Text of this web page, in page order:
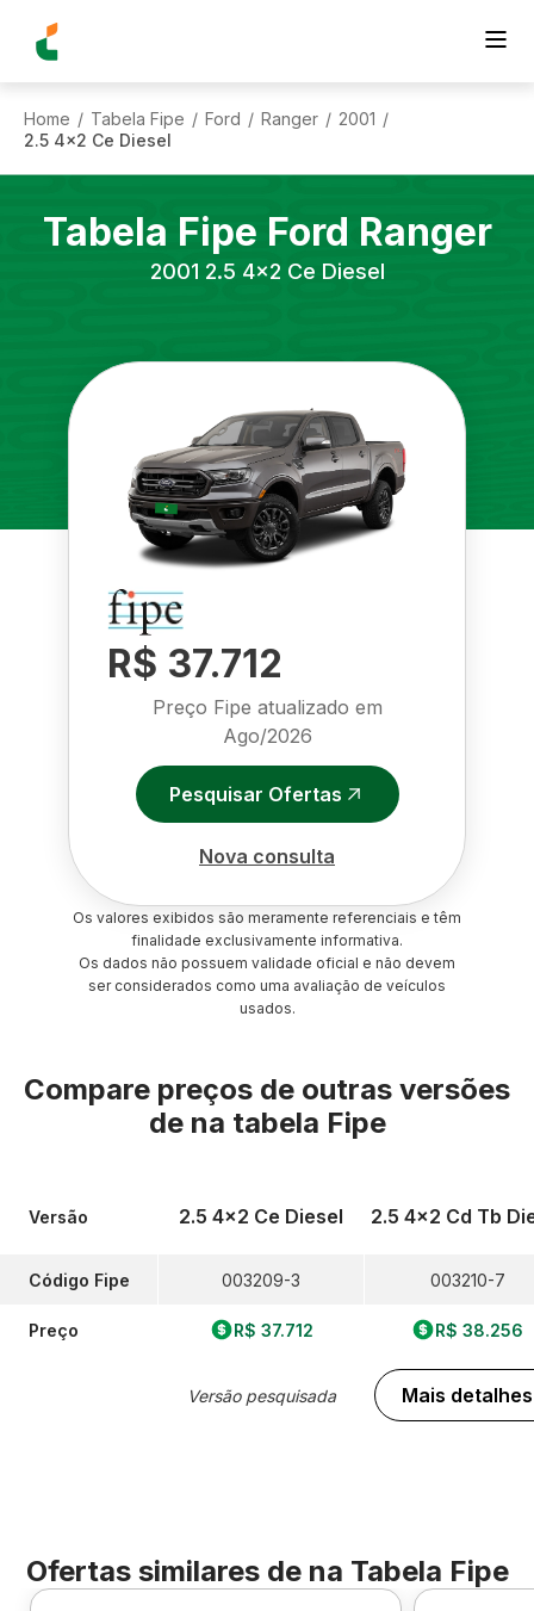
Home / Tabela Fipe / Ford / Ranger / 2001 /
2.5 4x2 Ce Diesel
Tabela Fipe Ford Ranger
2001 2.5 4x2 Ce Diesel
R$ 37.712
Preço Fipe atualizado em
Ago/2026
Pesquisar Ofertas
Nova consulta
Os valores exibidos são meramente referenciais e têm
finalidade exclusivamente informativa.
Os dados não possuem validade oficial e não devem
ser considerados como uma avaliação de veículos
usados.
Compare preços de outras versões
de na tabela Fipe
Versão
Código Fipe
Preço
2.5 4x2 Ce Diesel
003209-3
R$ 37.712
Versão pesquisada
2.5 4x2 Cd Tb
003210-7
R$ 38.256
Mais detalhes
Ofertas similares de na Tabela Fipe